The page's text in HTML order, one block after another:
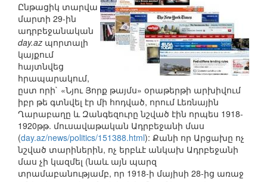
Ընթացիկ տարվա
մարտի 29-ին
ադրբեջանական
day.az պորտալի
կայքում
հայտնվեց
հրապարակում,
ըստ որի` «Նյու Յորք թայմս» օրաթերթի արխիվում
իբր թե գտնվել էր մի հոդված, որում Լեռնային
Ղարաբաղը և Զանգեզուրը նշված էին որպես 1918-
1920թթ. մուսավաթական Ադրբեջանի մաս
(day.az/news/politics/151388.html): Քանի որ Արցախը ոչ
նշված տարիներին, ոչ երբևէ անկախ Ադրբեջանի
մաս չի կազմել (նաև այն պարզ
տրամաբանությամբ, որ 1918-ի մայիսի 28-ից առաջ